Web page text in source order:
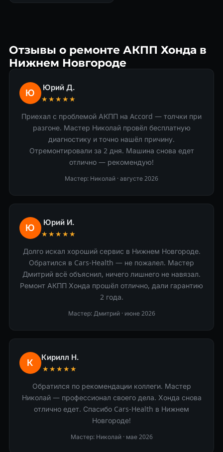
Отзывы о ремонте АКПП Хонда в
Нижнем Новгороде
Ю Юрий Д.
★★★★★
Приехал с проблемой АКПП на Accord — толчки при
разгоне. Мастер Николай провёл бесплатную
диагностику и точно нашёл причину.
Отремонтировали за 2 дня. Машина снова едет
отлично — рекомендую!
Мастер: Николай ·августе 2026
Ю Юрий И.
★★★★★
Долго искал хороший сервис в Нижнем Новгороде.
Обратился в Cars-Health — не пожалел. Мастер
Дмитрий всё объяснил, ничего лишнего не навязал.
Ремонт АКПП Хонда прошёл отлично, дали гарантию
2 года.
Мастер: Дмитрий · июне 2026
К Кирилл Н.
★★★★★
Обратился по рекомендации коллеги. Мастер
Николай — профессионал своего дела. Хонда снова
отлично едет. Спасибо Cars-Health в Нижнем
Новгороде!
Мастер: Николай · мае 2026